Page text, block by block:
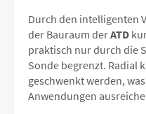
Durch den intelligenten
der Bauraum derATD
praktisch nur durch die
Sonde begrenzt. Radial
geschwenkt werden,
Anwendungen